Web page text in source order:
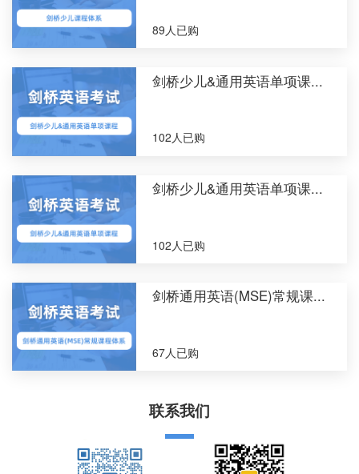
89人已购
剑桥少儿&通用英语单项课...
102人已购
剑桥少儿&通用英语单项课...
102人已购
剑桥通用英语(MSE)常规课...
67人已购
联系我们